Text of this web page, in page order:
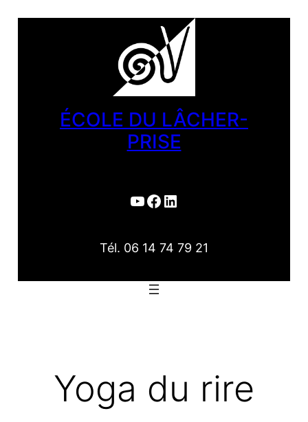
ÉCOLE DU LÂCHER-
PRISE
YouTube
Facebook
LinkedIn
Tél. 06 14 74 79 21
Yoga du rire